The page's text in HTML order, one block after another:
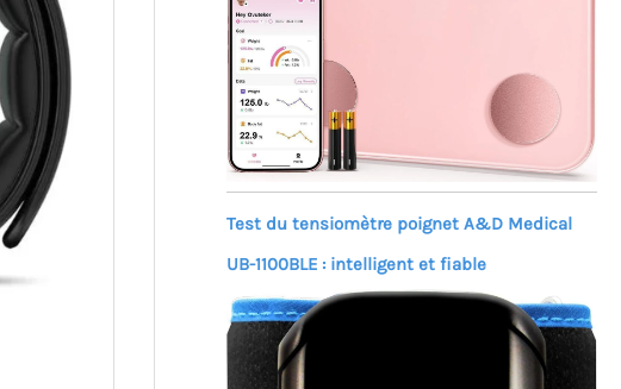
Test du tensiomètre poignet A&D Medical
UB-1100BLE : intelligent et fiable